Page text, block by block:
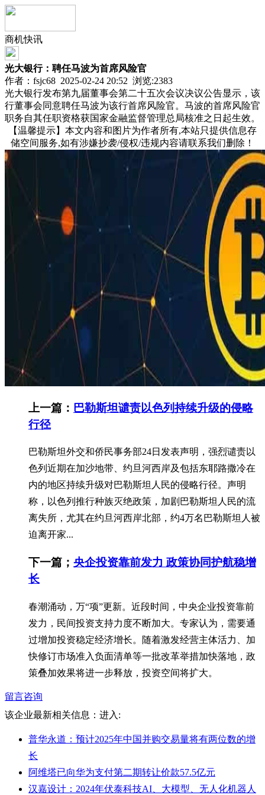
商机快讯
光大银行：聘任马波为首席风险官
作者：fsjc68 2025-02-24 20:52 浏览:2383
光大银行发布第九届董事会第二十五次会议决议公告显示，该
行董事会同意聘任马波为该行首席风险官。马波的首席风险官
职务自其任职资格获国家金融监督管理总局核准之日起生效。
【温馨提示】本文内容和图片为作者所有,本站只提供信息存
储空间服务,如有涉嫌抄袭/侵权/违规内容请联系我们删除！
上一篇： 巴勒斯坦谴责以色列持续升级的侵略
行径
巴勒斯坦外交和侨民事务部24日发表声明，强烈谴责以
色列近期在加沙地带、约旦河西岸及包括东耶路撒冷在
内的地区持续升级对巴勒斯坦人民的侵略行径。声明
称，以色列推行种族灭绝政策，加剧巴勒斯坦人民的流
离失所，尤其在约旦河西岸北部，约4万名巴勒斯坦人被
迫离开家...
下一篇； 央企投资靠前发力 政策协同护航稳增
长
春潮涌动，万“项”更新。近段时间，中央企业投资靠前
发力，民间投资支持力度不断加大。专家认为，需要通
过增加投资稳定经济增长。随着激发经营主体活力、加
快修订市场准入负面清单等一批改革举措加快落地，政
策叠加效果将进一步释放，投资空间将扩大。
留言咨询
该企业最新相关信息： 进入:
普华永道：预计2025年中国并购交易量将有两位数的增
长
阿维塔已向华为支付第二期转让价款57.5亿元
汉嘉设计：2024年伏泰科技AI、大模型、无人化机器人